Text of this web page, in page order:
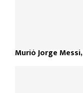
Murió Jorge